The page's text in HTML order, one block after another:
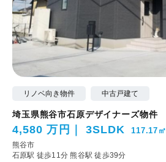
リノベ向き物件 中古戸建て
埼玉県熊谷市石原デザイナーズ物件
4,580 万円 3SLDK 117.17㎡
熊谷市
石原駅 徒歩11分熊谷駅 徒歩39分